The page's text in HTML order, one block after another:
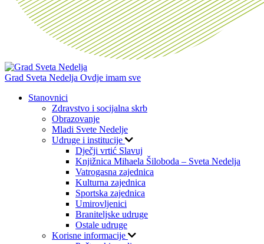
Grad Sveta Nedelja Ovdje imam sve
Stanovnici
Zdravstvo i socijalna skrb
Obrazovanje
Mladi Svete Nedelje
Udruge i institucije
Dječji vrtić Slavuj
Knjižnica Mihaela Šiloboda – Sveta Nedelja
Vatrogasna zajednica
Kulturna zajednica
Sportska zajednica
Umirovljenici
Braniteljske udruge
Ostale udruge
Korisne informacije